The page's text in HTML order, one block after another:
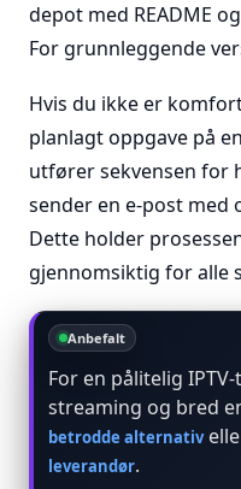
depot med README
For grunnleggende
Hvis du ikke er
planlagt oppgave på
utfører sekvensen for
sender en e-post med
Dette holder
gjennomsiktig for alle
Anbefalt
For en pålitelig
streaming og bred
betrodde alternativ
leverandør.